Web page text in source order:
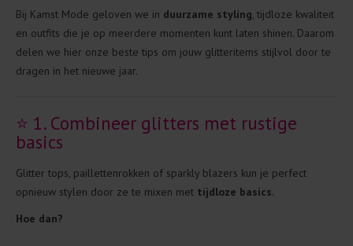
Bij Kamst Mode geloven we in duurzame styling, tijdloze kwaliteit
en outfits die je op meerdere momenten kunt laten shinen. Daarom
delen we hier onze beste tips om jouw glitteritems stijlvol door te
dragen in het nieuwe jaar.
⭐ 1. Combineer glitters met rustige
basics
Glitter tops, paillettenrokken of sparkly blazers kun je perfect
opnieuw stylen door ze te mixen met tijdloze basics.
Hoe dan?